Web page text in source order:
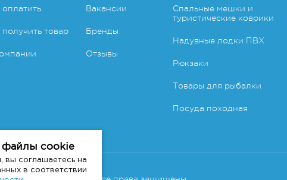
оплатить
получить товар
Вакансии
Бренды
Отзывы
Спальные мешки и
туристические коврики
Надувные лодки ПВХ
Рюкзаки
Товары для рыбалки
Посуда походная
© 7veter.ru
файлы cookie
вы соглашаетесь на
в соответствии